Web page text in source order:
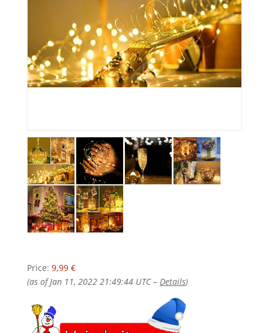
Price: 9,99 €
(as of Jan 11, 2022 21:49:44 UTC – Details)